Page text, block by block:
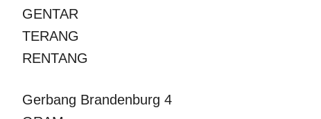
GENTAR
TERANG
RENTANG
Gerbang Brandenburg 4